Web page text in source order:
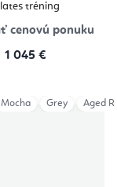
tréning
cenovú ponuku
1 045 €
Mocha Grey Aged